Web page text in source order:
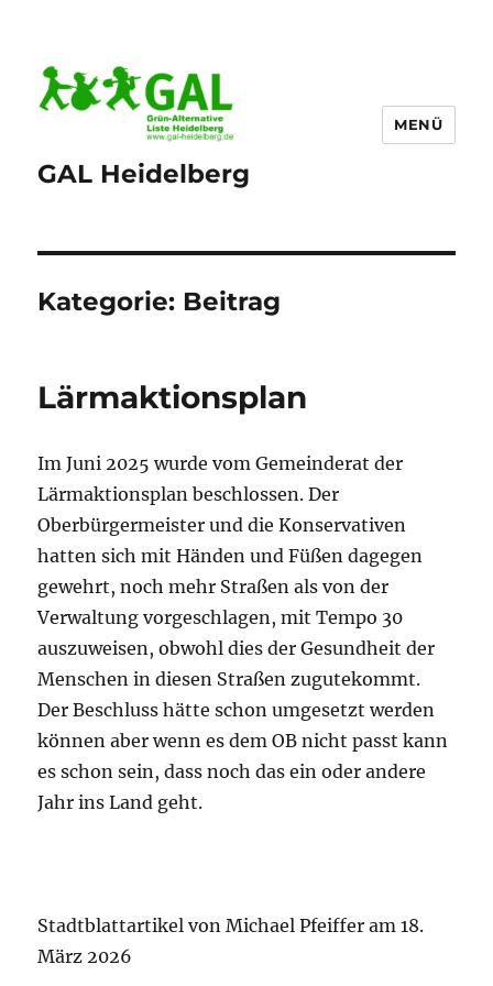
GAL Heidelberg
MENÜ
Kategorie: Beitrag
Lärmaktionsplan
Im Juni 2025 wurde vom Gemeinderat der
Lärmaktionsplan beschlossen. Der
Oberbürgermeister und die Konservativen
hatten sich mit Händen und Füßen dagegen
gewehrt, noch mehr Straßen als von der
Verwaltung vorgeschlagen, mit Tempo 30
auszuweisen, obwohl dies der Gesundheit der
Menschen in diesen Straßen zugutekommt.
Der Beschluss hätte schon umgesetzt werden
können aber wenn es dem OB nicht passt kann
es schon sein, dass noch das ein oder andere
Jahr ins Land geht.
Stadtblattartikel von Michael Pfeiffer am 18.
März 2026